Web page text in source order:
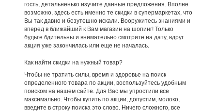
гость, детальненько изучите данные предложения. Вполне
возможно, здесь есть именно те скидки в супермаркетах, что
Вы так давно и безутешно искали. Вооружитесь знаниями и
вперед в ближайший к Вам магазин на шопинг! Только
будьте бдительны и внимательно смотрите на дату, вдруг
акция уже закончилась или еще не началась.
Как найти скидки на нужный товар?
Чтобы не тратить силы, время и здоровье на поиск
определенного товара по акции, воспользуйтесь удобным
поиском на нашем сайте. Для Вас мы упростили все
максимально. Чтобы купить по акции, допустим, молоко,
введите в строку поиска это слово. Ничего сложного, все